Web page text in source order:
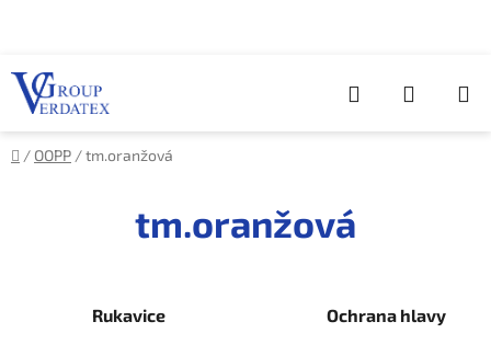
Hledat
KOŠÍK
Domů
/ OOPP /tm.oranžová
tm.oranžová
Rukavice Ochrana hlavy